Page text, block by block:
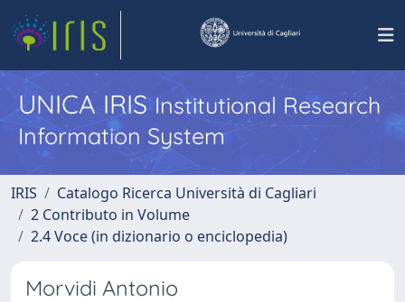
UNICA IRISInstitutional Research
Information System
IRIS
Catalogo Ricerca Università di Cagliari
2 Contributo in Volume
2.4 Voce (in dizionario o enciclopedia)
Morvidi Antonio